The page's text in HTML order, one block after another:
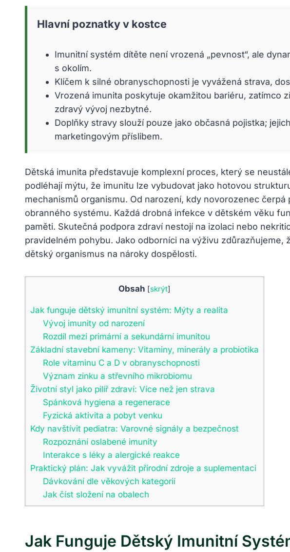
Hlavní poznatky v kostce
Imunitní systém dítěte není vrozená „pevnost“, ale
s okolím.
Klíčem k silné obranyschopnosti je vyvážená strava,
Vrozená imunita poskytuje okamžitou bariéru, zatímco
zdravý vývoj nezbytné.
Doplňky stravy slouží pouze jako občasná pojistka;
marketingovým příslibem.
Dětská imunita představuje komplexní proces, který se
podléhají mýtu, že imunitu lze vybudovat jako hotovou
mechanismů organismu. Od narození, kdy novorozenec
obranného systému. Každá drobná infekce v dětském věku
paměti. Skutečná podpora zdraví nestojí na izolaci nebo
pravidelném pohybu. Jako odborníci na výživu
dětský organismus na nároky dospělosti.
Obsah [skrýt]
Jak funguje dětský imunitní systém: Mýty a realita
Vývoj imunity od narození
Rozdíl mezi primární a sekundární imunitou
Základní stavební kameny: Vitaminy, minerály a probiotika
Role vitaminu C a D v obranyschopnosti
Význam zinku a střevního mikrobiomu
Životní styl jako pilíř zdraví: Více než jen strava
Spánková hygiena a regenerace
Fyzická aktivita a pobyt venku
Kdy navštívit pediatra: Varovné signály a bezpečnost
Rozpoznání oslabené imunity
Interakce s léky a alergické reakce
Praktický plán: Jak vyvážit přírodní zdroje a suplementaci
Dávkování dle věkových kategorií
Jak číst složení na obalech
Jak Funguje Dětský Imunitní